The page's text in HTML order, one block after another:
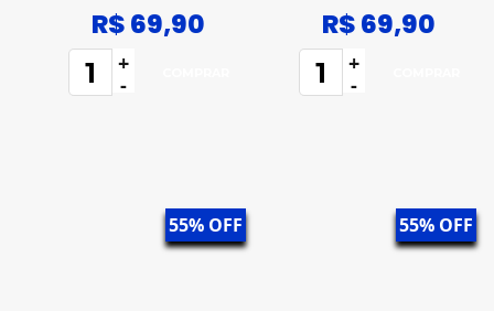
R$ 69,90
+
-
R$ 69,90
+
-
55% OFF 55% OFF